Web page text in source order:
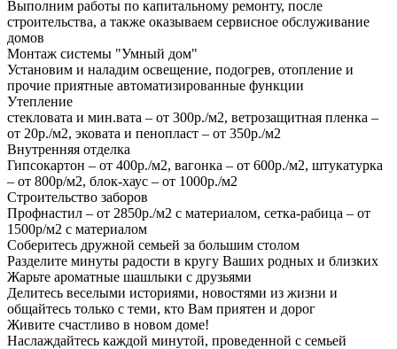
Выполним работы по капитальному ремонту, после
строительства, а также оказываем сервисное обслуживание
домов
Монтаж системы "Умный дом"
Установим и наладим освещение, подогрев, отопление и
прочие приятные автоматизированные функции
Утепление
стекловата и мин.вата – от 300р./м2, ветрозащитная пленка –
от 20р./м2, эковата и пенопласт – от 350р./м2
Внутренняя отделка
Гипсокартон – от 400р./м2, вагонка – от 600р./м2, штукатурка
– от 800р/м2, блок-хаус – от 1000р./м2
Строительство заборов
Профнастил – от 2850р./м2 с материалом, сетка-рабица – от
1500р/м2 с материалом
Соберитесь дружной семьей за большим столом
Разделите минуты радости в кругу Ваших родных и близких
Жарьте ароматные шашлыки с друзьями
Делитесь веселыми историями, новостями из жизни и
общайтесь только с теми, кто Вам приятен и дорог
Живите счастливо в новом доме!
Наслаждайтесь каждой минутой, проведенной с семьей